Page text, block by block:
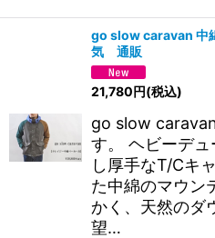
go slow caravan
気 通販
21,780円(税込)
go slow
す。 ヘビーデ
し厚手なT/Cキ
た中綿のマウン
かく、天然のダ
望…